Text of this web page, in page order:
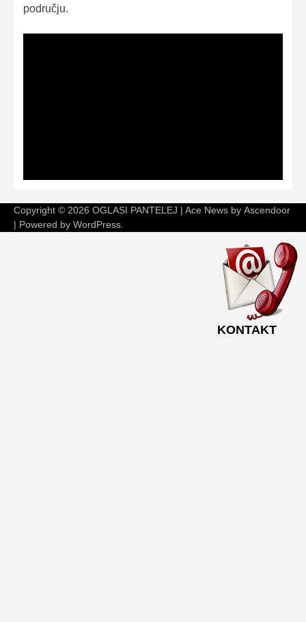
području.
Copyright © 2026 OGLASI PANTELEJ | Ace News by Ascendoor
| Powered by WordPress
KONTAKT